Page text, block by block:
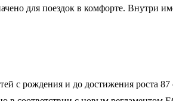
для поездок в комфорте. Внутри
с рождения и до достижения роста